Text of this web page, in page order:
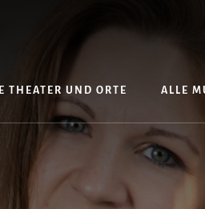
THEATER UND ORTE ALLE